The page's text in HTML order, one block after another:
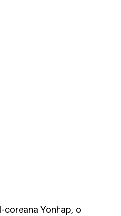
coreana Yonhap, o